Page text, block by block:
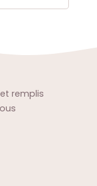
remplis